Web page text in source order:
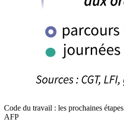
Code du travail : les prochaines étapes
AFP